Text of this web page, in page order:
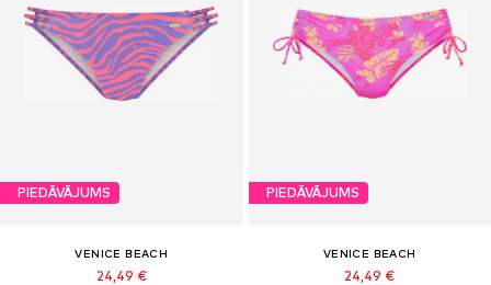
PIEDĀVĀJUMS
VENICE BEACH
24,49 €
PIEDĀVĀJUMS
VENICE BEACH
24,49 €